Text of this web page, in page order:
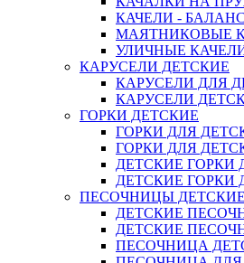
КАЧЕЛИ -
МАЯТНИКОВЫЕ
УЛИЧНЫЕ
КАРУСЕЛИ ДЕТСКИЕ
КАРУСЕЛИ ДЛЯ
КАРУСЕЛИ
ГОРКИ ДЕТСКИЕ
ГОРКИ ДЛЯ
ГОРКИ ДЛЯ
ДЕТСКИЕ ГОРКИ
ДЕТСКИЕ ГОРКИ
ПЕСОЧНИЦЫ ДЕТСКИЕ
ДЕТСКИЕ
ДЕТСКИЕ
ПЕСОЧНИЦА